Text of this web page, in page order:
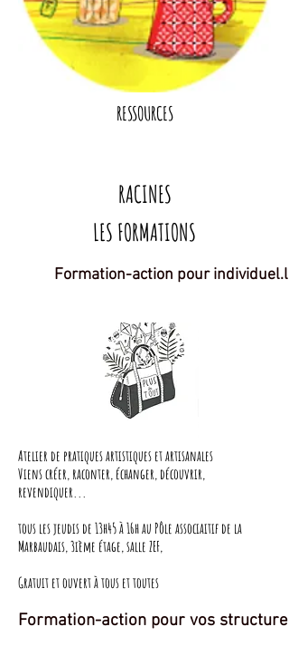
RESSOURCES
RACINES
LES FORMATIONS
Formation-action pour
Atelier de pratiques artistiques et artisanales
Viens créer, raconter, échanger, découvrir,
revendiquer...
tous les jeudis de 13h45 à 16h au Pôle associaitif de la
Marbaudais, 3ième étage, salle ZEF,
Gratuit et ouvert à tous et toutes
Formation-action pour vos structures